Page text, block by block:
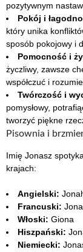
pozytywnym
Pokój i
który unika
sposób pokojowy i
Pomocność i
życzliwy, zawsze
współczuć i
Twórczość i
pomysłowy,
tworzyć piękne
Pisownia i
Imię Jonasz
krajach:
Angielski:
Francuski:
Włoski: Giona
Hiszpański:
Niemiecki: